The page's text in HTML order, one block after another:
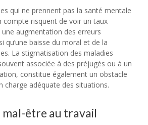
qui ne prennent pas la santé mentale
compte risquent de voir un taux
une augmentation des erreurs
qu’une baisse du moral et de la
La stigmatisation des maladies
associée à des préjugés ou à un
constitue également un obstacle
charge adéquate des situations.
mal-être au travail